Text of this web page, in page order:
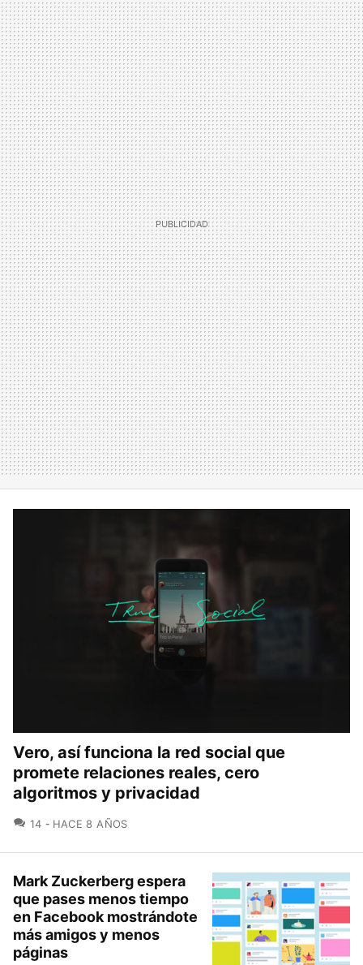
Vero, así funciona la red social que
promete relaciones reales, cero
algoritmos y privacidad
14 COMENTARIOS
HACE 8 AÑOS
Mark Zuckerberg espera
que pases menos tiempo
en Facebook mostrándote
más amigos y menos
páginas